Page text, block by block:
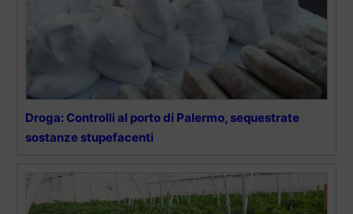
Droga: Controlli al porto di Palermo, sequestrate
sostanze stupefacenti